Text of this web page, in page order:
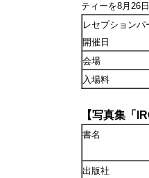
ティーを8月26
レセプションパ
開催日
会場
入場料
【写真集「
書名
出版社